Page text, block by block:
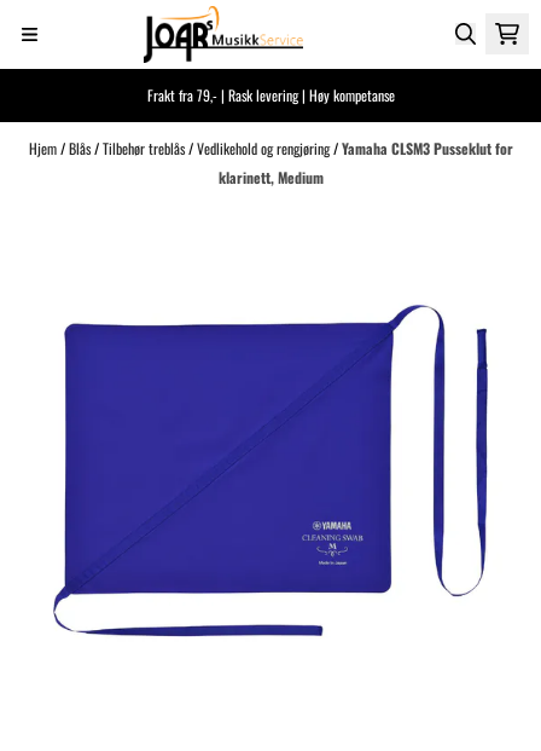
Hopp til innhold
Frakt fra 79,- | Rask levering | Høy kompetanse
Hjem/Blås/Tilbehør treblås/Vedlikehold og rengjøring/Yamaha CLSM3 Pusseklut for
klarinett, Medium